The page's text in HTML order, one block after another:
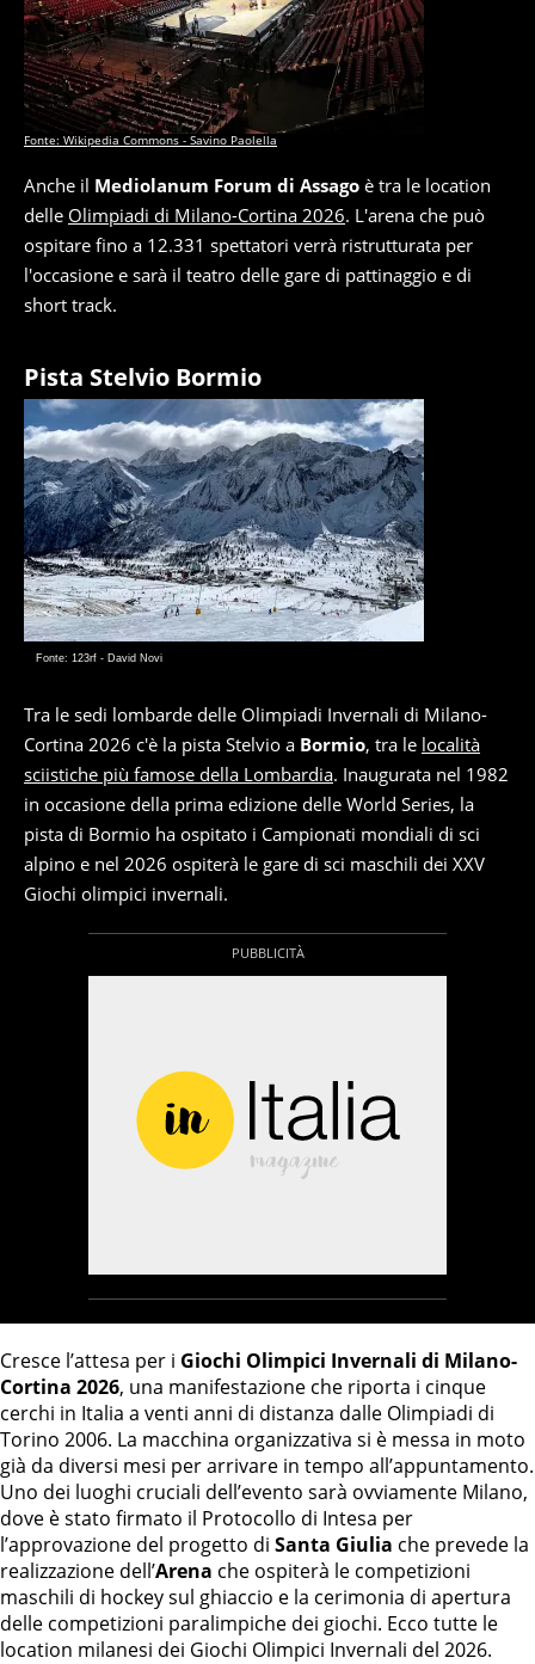
Fonte: Wikipedia Commons - Savino Paolella
Anche il Mediolanum Forum di Assago è tra le location
delle Olimpiadi di Milano-Cortina 2026. L'arena che può
ospitare fino a 12.331 spettatori verrà ristrutturata per
l'occasione e sarà il teatro delle gare di pattinaggio e di
short track.
Pista Stelvio Bormio
Fonte: 123rf - David Novi
Tra le sedi lombarde delle Olimpiadi Invernali di Milano-
Cortina 2026 c'è la pista Stelvio a Bormio, tra le località
sciistiche più famose della Lombardia. Inaugurata nel 1982
in occasione della prima edizione delle World Series, la
pista di Bormio ha ospitato i Campionati mondiali di sci
alpino e nel 2026 ospiterà le gare di sci maschili dei XXV
Giochi olimpici invernali.
Cresce l’attesa per i Giochi Olimpici Invernali di Milano-
Cortina 2026, una manifestazione che riporta i cinque
cerchi in Italia a venti anni di distanza dalle Olimpiadi di
Torino 2006. La macchina organizzativa si è messa in moto
già da diversi mesi per arrivare in tempo all’appuntamento.
Uno dei luoghi cruciali dell’evento sarà ovviamente Milano,
dove è stato firmato il Protocollo di Intesa per
l’approvazione del progetto di Santa Giulia che prevede la
realizzazione dell’Arena che ospiterà le competizioni
maschili di hockey sul ghiaccio e la cerimonia di apertura
delle competizioni paralimpiche dei giochi. Ecco tutte le
location milanesi dei Giochi Olimpici Invernali del 2026.